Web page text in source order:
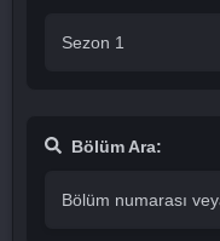
Sezon 1
Bölüm Ara: